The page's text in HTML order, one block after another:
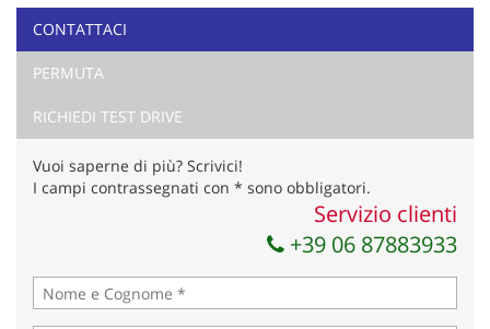
l'informativa privacy*
marketing
CONTATTACI
PERMUTA
RICHIEDI TEST DRIVE
Vuoi saperne di più? Scrivici!
I campi contrassegnati con * sono obbligatori.
Servizio clienti
+39 06 87883933